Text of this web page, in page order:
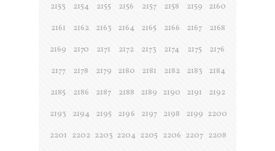
2153
2154 2155 2156 2157 2158 2159
2160
2161
2162 2163 2164 2165 2166 2167
2168
2169
2170 2171 2172 2173 2174 2175
2176
2177
2178 2179 2180 2181 2182 2183
2184
2185
2186 2187 2188 2189 2190 2191
2192
2193
2194 2195 2196 2197 2198 2199 2200
2201 2202 2203 2204 2205 2206 2207 2208